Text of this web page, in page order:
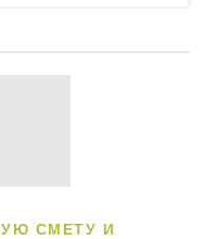
СМЕТУ И